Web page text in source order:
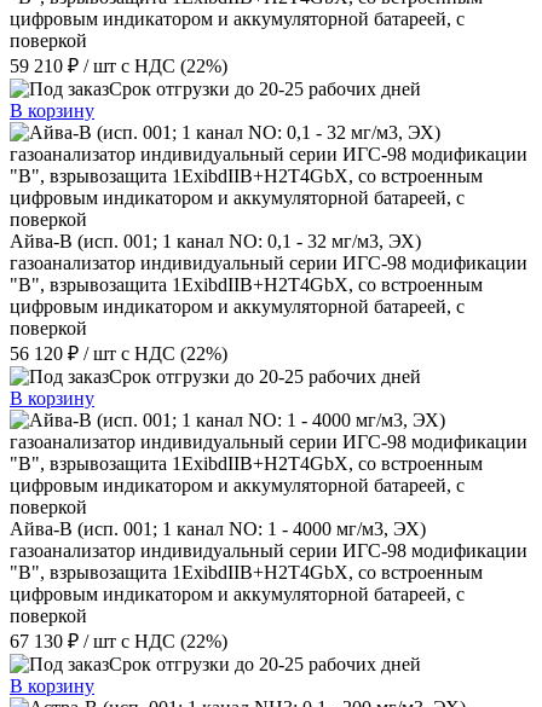
цифровым индикатором и аккумуляторной батареей, с
поверкой
59 210 ₽ / шт с НДС (22%)
Срок отгрузки до 20-25 рабочих дней
В корзину
Айва-В (исп. 001; 1 канал NO: 0,1 - 32 мг/м3, ЭХ)
газоанализатор индивидуальный серии ИГС-98 модификации
"В", взрывозащита 1ExibdIIB+H2T4GbX, со встроенным
цифровым индикатором и аккумуляторной батареей, с
поверкой
56 120 ₽ / шт с НДС (22%)
Срок отгрузки до 20-25 рабочих дней
В корзину
Айва-В (исп. 001; 1 канал NO: 1 - 4000 мг/м3, ЭХ)
газоанализатор индивидуальный серии ИГС-98 модификации
"В", взрывозащита 1ExibdIIB+H2T4GbX, со встроенным
цифровым индикатором и аккумуляторной батареей, с
поверкой
67 130 ₽ / шт с НДС (22%)
Срок отгрузки до 20-25 рабочих дней
В корзину